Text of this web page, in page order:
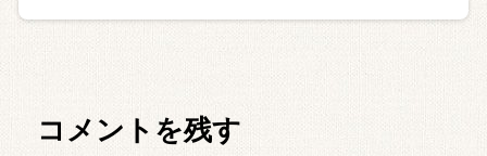
コメントを残す